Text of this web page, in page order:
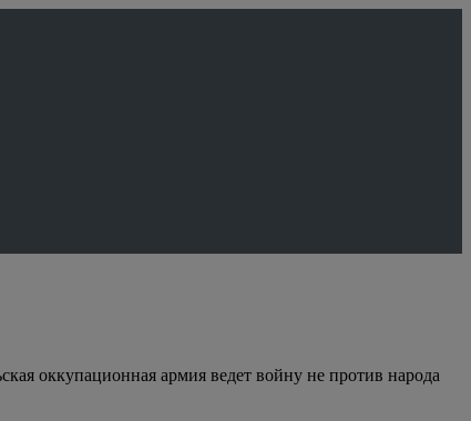
оккупационная армия ведет войну не против народа